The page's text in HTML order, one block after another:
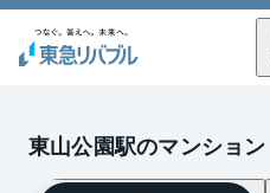
東山公園駅のマンション